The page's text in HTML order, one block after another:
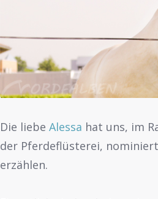
Die liebeAlessa hat uns, im
der Pferdeflüsterei,
erzählen.